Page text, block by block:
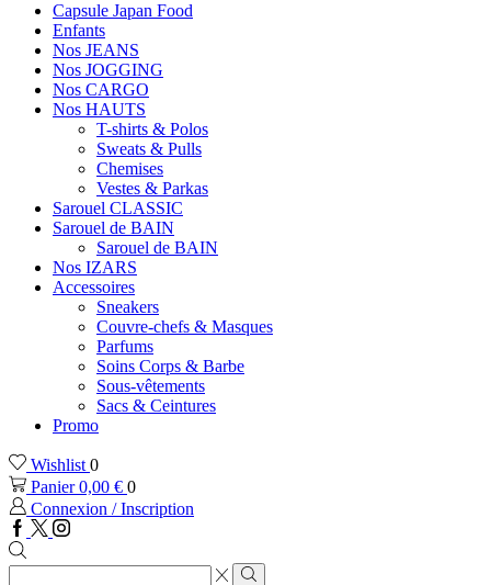
Capsule Japan Food
Enfants
Nos JEANS
Nos JOGGING
Nos CARGO
Nos HAUTS
T-shirts & Polos
Sweats & Pulls
Chemises
Vestes & Parkas
Sarouel CLASSIC
Sarouel de BAIN
Sarouel de BAIN
Nos IZARS
Accessoires
Sneakers
Couvre-chefs & Masques
Parfums
Soins Corps & Barbe
Sous-vêtements
Sacs & Ceintures
Promo
Wishlist 0
Panier0,00 € 0
Connexion / Inscription
Facebook
TwitterInstagram
Zone